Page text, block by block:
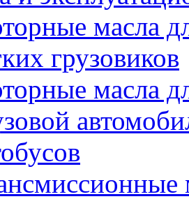
масла
грузовиков
масла